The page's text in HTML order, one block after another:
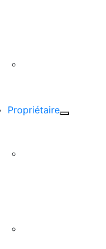
Propriétaire